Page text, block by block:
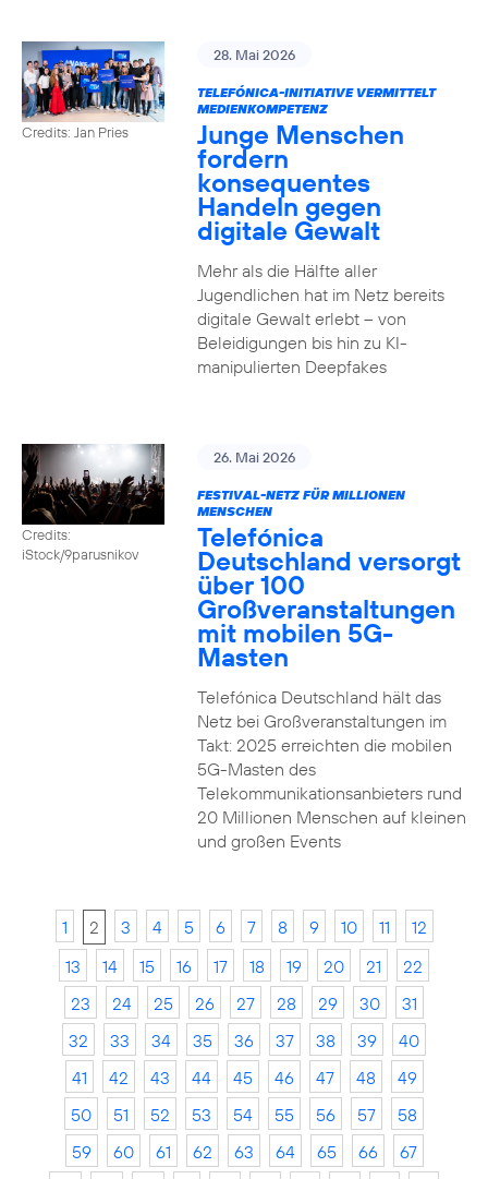
Credits: Jan Pries
28. Mai 2026
TELEFÓNICA-INITIATIVE VERMITTELT
MEDIENKOMPETENZ
Junge Menschen
fordern
konsequentes
Handeln gegen
digitale Gewalt
Mehr als die Hälfte aller
Jugendlichen hat im Netz bereits
digitale Gewalt erlebt – von
Beleidigungen bis hin zu KI-
manipulierten Deepfakes
Credits:
iStock/9parusnikov
26. Mai 2026
FESTIVAL-NETZ FÜR MILLIONEN
MENSCHEN
Telefónica
Deutschland versorgt
über 100
Großveranstaltungen
mit mobilen 5G-
Masten
Telefónica Deutschland hält das
Netz bei Großveranstaltungen im
Takt: 2025 erreichten die mobilen
5G-Masten des
Telekommunikationsanbieters rund
20 Millionen Menschen auf kleinen
und großen Events
1 2 3 4 5 6 7 8 9 10 11
12
13
14 15 16 17 18 19 20 21
22
23
24 25 26 27 28 29 30
31
32
33 34 35 36 37 38 39
40
41
42 43 44 45 46 47 48
49
50
51 52 53 54 55 56 57
58
59
60 61 62 63 64 65 66
67